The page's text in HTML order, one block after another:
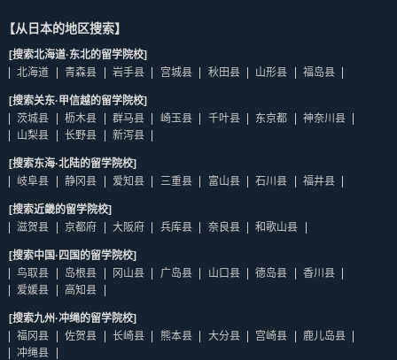
【从日本的地区搜索】
[搜索北海道·东北的留学院校]
北海道
青森县 岩手县 宫城县 秋田县 山形县 福岛县
[搜索关东·甲信越的留学院校]
茨城县
枥木县 群马县 崎玉县 千叶县 东京都
神奈川县
山梨县
长野县 新泻县
[搜索东海·北陆的留学院校]
岐阜县
静冈县 爱知县 三重县 富山县 石川县 福井县
[搜索近畿的留学院校]
滋贺县
京都府 大阪府 兵库县 奈良县 和歌山县
[搜索中国·四国的留学院校]
鸟取县
岛根县 冈山县 广岛县 山口县 德岛县
香川县
爱媛县
高知县
[搜索九州·冲绳的留学院校]
福冈县
佐贺县 长崎县 熊本县 大分县 宫崎县
鹿儿岛县
冲绳县